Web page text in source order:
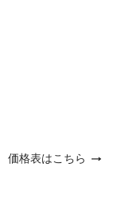
価格表はこちら